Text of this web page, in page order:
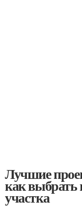
Лучшие
как выбрать
участка